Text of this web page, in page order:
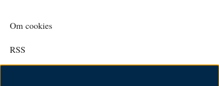
Om cookies
RSS